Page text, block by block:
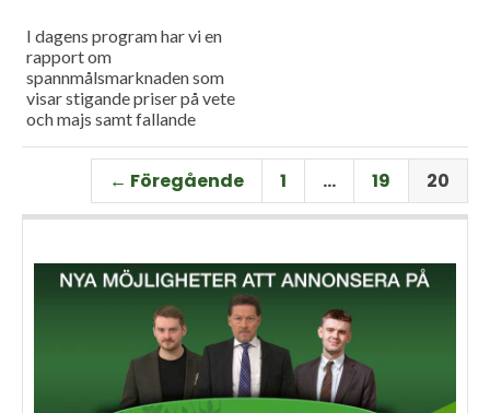
I dagens program har vi en
rapport om
spannmålsmarknaden som
visar stigande priser på vete
och majs samt fallande
premiär för vårt
måndagsprogram med en
längre intervju med Erik
Stjerndahl vd för HIR Skåne,
fältdagar.
← Föregående 1 … 19 20